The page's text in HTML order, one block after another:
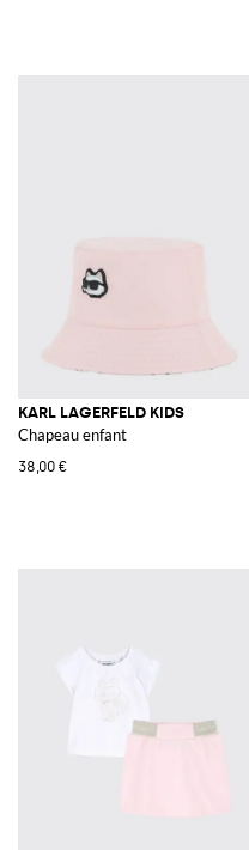
KARL LAGERFELD KIDS
Chapeau enfant
38,00 €